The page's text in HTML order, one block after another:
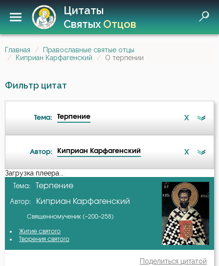
Цитаты
СвятыхОтцов
Главная
Православные святые отцы
Киприан Карфагенский
О терпении
Фильтр цитат
Тема: Терпение X
Атеизм
Бесы
Благодать
Автор: Киприан Карфагенский X
А-я
Авва Исайя (Скитский)
Антоний Великий
Загрузка плеера...
Тема: Терпение
Автор: Киприан Карфагенский
Священномученик (~200–258)
Житие святого
Творения святого
Поделиться цитатой